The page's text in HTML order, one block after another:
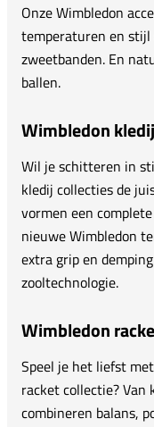
Onze Wimbledon
temperaturen en stijl
zweetbanden. En
ballen.
Wimbledon
Wil je schitteren in
kledij collecties de
vormen een
nieuwe Wimbledon
extra grip en
zooltechnologie.
Wimbledon
Speel je het liefst
racket collectie? Van
combineren balans,